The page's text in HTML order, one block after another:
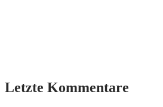
Letzte Kommentare